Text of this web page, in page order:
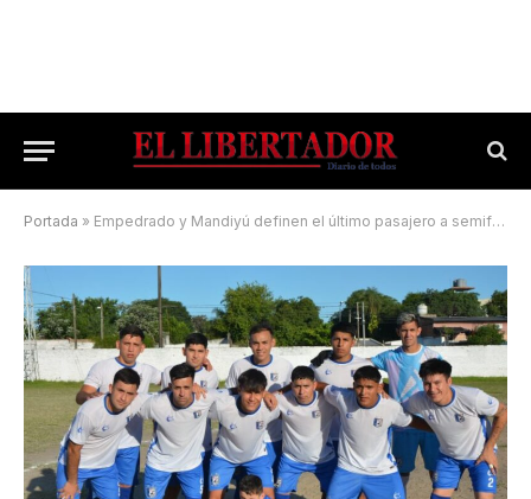
Portada » Empedrado y Mandiyú definen el último pasajero a semifinales